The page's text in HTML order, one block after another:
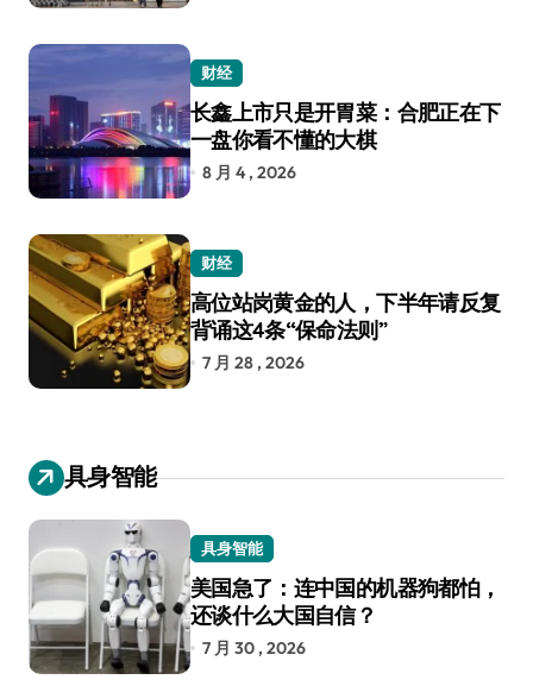
财经
长鑫上市只是开胃菜：合肥正在下
一盘你看不懂的大棋
8 月 4 , 2026
财经
高位站岗黄金的人，下半年请反复
背诵这4条“保命法则”
7 月 28 , 2026
具身智能
具身智能
美国急了：连中国的机器狗都怕，
还谈什么大国自信？
7 月 30 , 2026